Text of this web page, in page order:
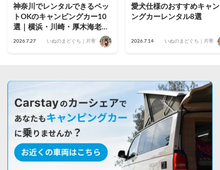
神奈川でレンタルできるペッ
トOKのキャンピングカー10
選｜横浜・川崎・厚木海老
名・藤沢茅ヶ崎・小田原・鎌
2026.7.27 いぬのまどぐち｜片寄
愛犬仕様のおすすめキャ
ングカーレンタル8選
2026.7.14 いぬのまどぐち｜片寄